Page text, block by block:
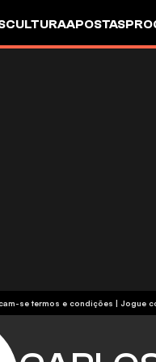
CULTURAAPOSTAS
Comercial | Aplicam-se termos e